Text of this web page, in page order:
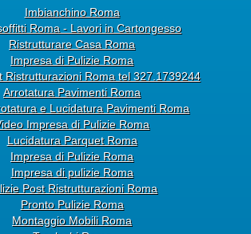
Imbianchino Roma
Roma - Lavori in Cartongesso
Ristrutturare Casa Roma
Impresa di Pulizie Roma
Ristrutturazioni Roma tel 327.1739244
Arrotatura Pavimenti Roma
e Lucidatura Pavimenti Roma
Impresa di Pulizie Roma
Lucidatura Parquet Roma
Impresa di Pulizie Roma
Impresa di pulizie Roma
Post Ristrutturazioni Roma
Pronto Pulizie Roma
Montaggio Mobili Roma